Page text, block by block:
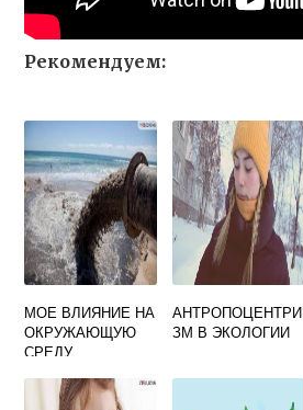
Рекомендуем:
МОЕ ВЛИЯНИЕ НА
ОКРУЖАЮЩУЮ
СРЕДУ
АНТРОПОЦЕНТРИ
ЗМ В ЭКОЛОГИИ